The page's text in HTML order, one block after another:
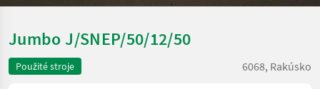
Jumbo J/SNEP/50/12/50
Použité stroje 6068, Rakúsko